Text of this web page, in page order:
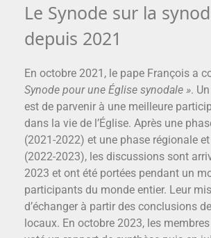
Le Synode sur la
depuis 2021
En octobre 2021, le pape François a
Synode pour une Église synodale ».
est de parvenir à une meilleure
dans la vie de l’Église. Après une
(2021-2022) et une phase régionale
(2022-2023), les discussions sont
2023 et ont été portées pendant un
participants du monde entier. Leur
d’échanger à partir des conclusions
locaux. En octobre 2023, les